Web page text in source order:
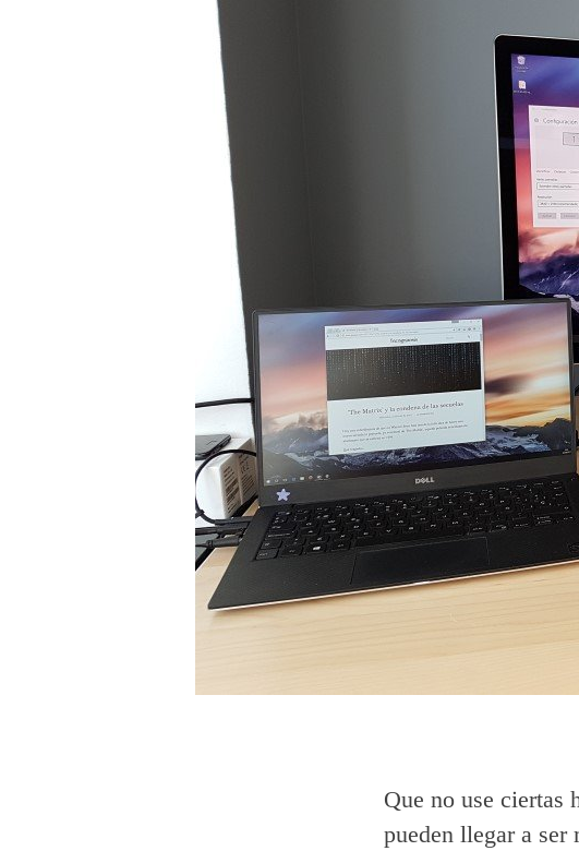
Que no use ciertas
pueden llegar a ser